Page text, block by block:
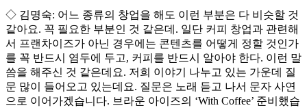
◇ 김명숙: 어느 종류의 창업을 해도 이런 부분은 다 비슷할 것
같아요. 꼭 필요한 부분인 것 같은데. 일단 커피 창업과 관련해
서 프랜차이즈가 아닌 경우에는 콘텐츠를 어떻게 정할 것인가
를 꼭 반드시 염두에 두고, 커피를 반드시 알아야 한다. 이런 말
씀을 해주신 것 같은데요. 저희 이야기 나누고 있는 가운데 질
문 많이 들어오고 있는데요. 질문은 노래 듣고 나서 문자 사연
으로 이어가겠습니다. 브라운 아이즈의 ‘With Coffee’ 준비했습